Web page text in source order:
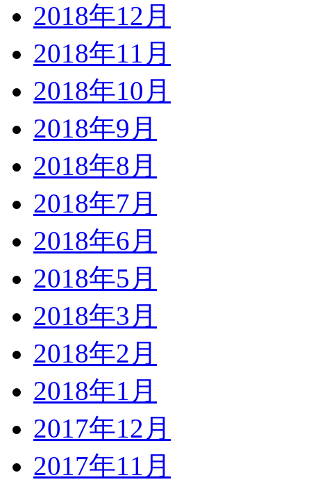
2018年12月
2018年11月
2018年10月
2018年9月
2018年8月
2018年7月
2018年6月
2018年5月
2018年3月
2018年2月
2018年1月
2017年12月
2017年11月